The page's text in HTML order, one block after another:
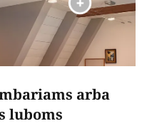
arba
luboms